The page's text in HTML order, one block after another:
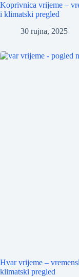
Koprivnica vrijeme –
i klimatski pregled
30 rujna, 2025
Hvar vrijeme –
klimatski pregled